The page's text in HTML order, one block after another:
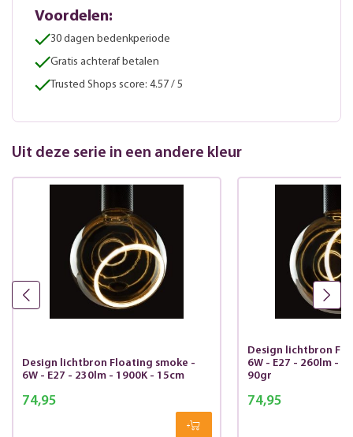
Voordelen:
30 dagen bedenkperiode
Gratis achteraf betalen
Trusted Shops score: 4.57 / 5
Uit deze serie in een andere kleur
Design lichtbron Floating smoke -
6W - E27 - 230lm - 1900K - 15cm
74,95
Design lichtbron
6W - E27 - 260lm -
90gr
74,95